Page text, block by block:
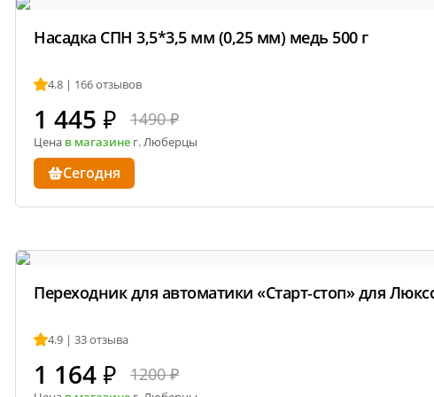
температурные лимиты срабатывания клапана.
Обучение и поддержка
результату.
Уведомления . Приложение отправляет уведомления о
вмешательства пользователя или об ошибках в работе.
Скачать приложение в:GooglePlay AppStore RuStore
Инструкция по работе с приложением.
Информация о технических характеристиках, комплектации и
поставщика.
Насадка СПН 3,5*3,5 мм (0,25 мм) медь 500 г
4.8 | 166 отзывов
1 445 ₽ 1490 ₽
Цена в магазине г. Люберцы
Сегодня
Переходник для автоматики «Старт‑стоп» для
4.9 | 33 отзыва
1 164 ₽ 1200 ₽